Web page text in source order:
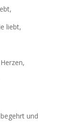
liebt,
und